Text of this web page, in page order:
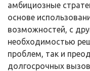
амбициозные
основе
возможностей, с
необходимостью
проблем, так и
долгосрочных